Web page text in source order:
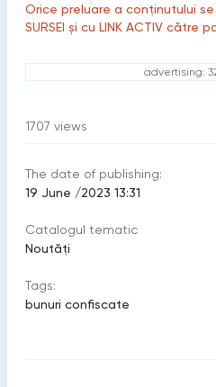
Orice preluare a conținutului
SURSEI și cu LINK ACTIV către
advertising:
1707 views
The date of publishing:
19 June /2023 13:31
Catalogul tematic
Noutăți
Tags:
bunuri confiscate